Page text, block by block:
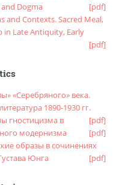
Dogma
[pdf]
and Contexts. Sacred Meal,
in Late Antiquity, Early
[pdf]
«Серебряного» века.
1890-1930 гг.
[pdf]
гностицизма в
модернизма
[pdf]
образы в сочинениях
Юнга
[pdf]